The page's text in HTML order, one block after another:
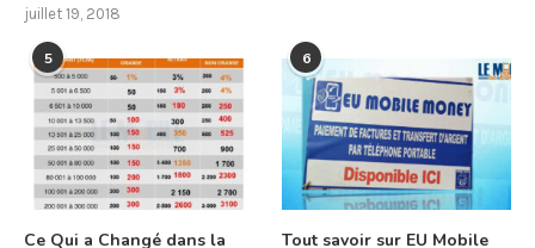
juillet 19, 2018
5
Ce Qui a Changé dans la
6
Tout savoir sur EU Mobile